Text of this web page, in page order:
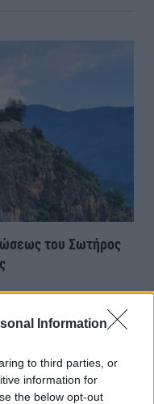
Information
to third parties, or
information for
the below opt-out
του Σωτήρος